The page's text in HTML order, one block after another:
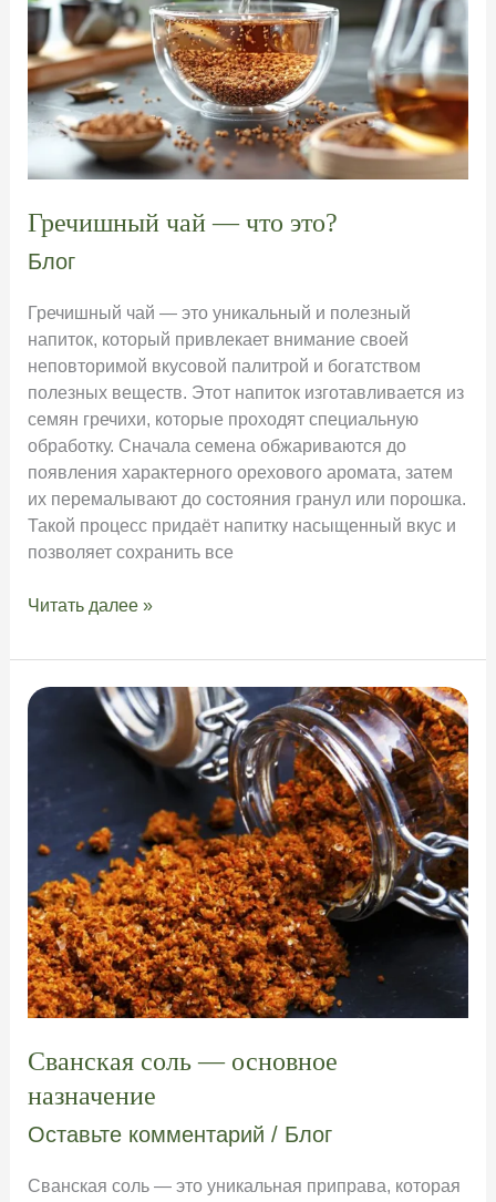
Гречишный чай — что это?
Блог
Гречишный чай — это уникальный и полезный
напиток, который привлекает внимание своей
неповторимой вкусовой палитрой и богатством
полезных веществ. Этот напиток изготавливается из
семян гречихи, которые проходят специальную
обработку. Сначала семена обжариваются до
появления характерного орехового аромата, затем
их перемалывают до состояния гранул или порошка.
Такой процесс придаёт напитку насыщенный вкус и
позволяет сохранить все
Гречишный
—
что
это?
Читать далее »
Сванская соль — основное
назначение
Оставьте комментарий / Блог
Сванская соль — это уникальная приправа, которая